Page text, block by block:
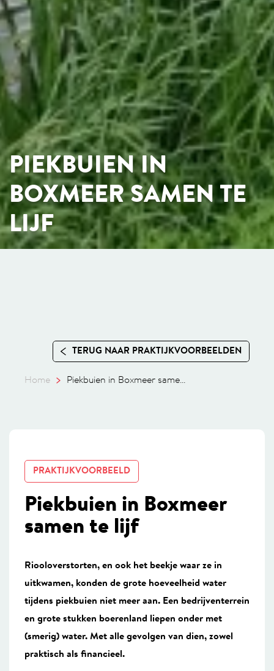
PIEKBUIEN IN
BOXMEER SAMEN TE
LIJF
TERUG NAAR PRAKTIJKVOORBEELDEN
Home Piekbuien in Boxmeer same...
PRAKTIJKVOORBEELD
Piekbuien in Boxmeer
samen te lijf
Riooloverstorten, en ook het beekje waar ze in
uitkwamen, konden de grote hoeveelheid water
tijdens piekbuien niet meer aan. Een bedrijventerrein
en grote stukken boerenland liepen onder met
(smerig) water. Met alle gevolgen van dien, zowel
praktisch als financieel.